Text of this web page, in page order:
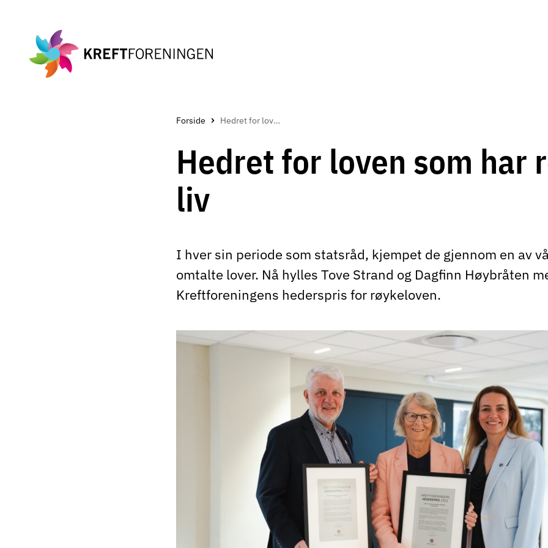
hovedinnholdet
Forside Hedret for loven som har reddet liv
Hedret for loven som har
liv
I hver sin periode som statsråd, kjempet de gjennom en av
omtalte lover. Nå hylles Tove Strand og Dagfinn Høybråten
Kreftforeningens hederspris for røykeloven.